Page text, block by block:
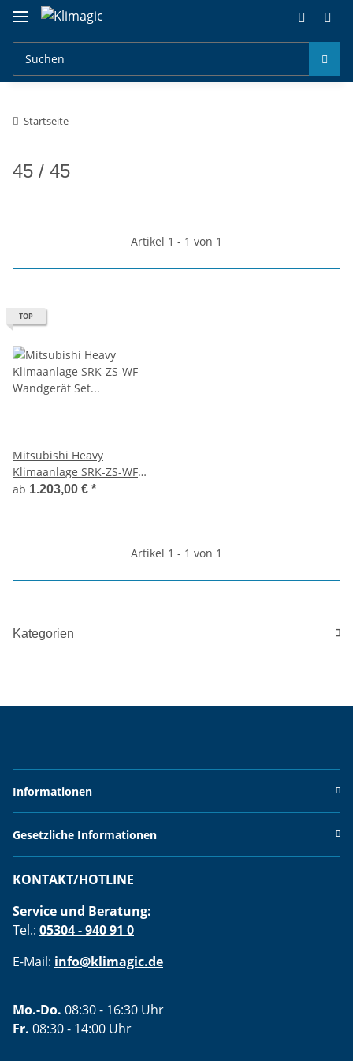
Startseite
45 / 45
Artikel 1 - 1 von 1
TOP
Mitsubishi Heavy
Klimaanlage SRK-ZS-WF
Wandgerät Set mehrfarbig
ab 1.203,00 € *
Artikel 1 - 1 von 1
Kategorien
Informationen
Gesetzliche Informationen
KONTAKT/HOTLINE
Service und Beratung:
Tel.: 05304 - 940 91 0
E-Mail: info@klimagic.de
Mo.-Do. 08:30 - 16:30 Uhr
Fr. 08:30 - 14:00 Uhr